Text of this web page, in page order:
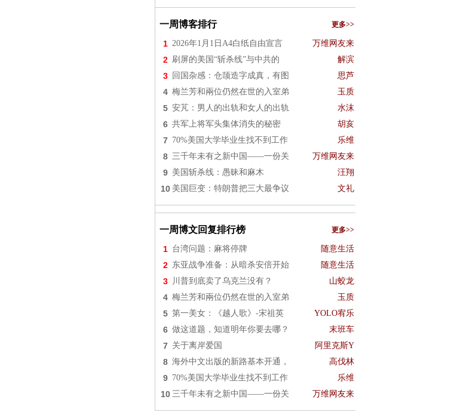
一周博客排行 更多>>
1 2026年1月1日A4白纸自由宣言 万维网友来
2 刷屏的美国“斩杀线”与中共的 解滨
3 回国杂感：仓颉造字成真，有图 思芦
4 梅兰芳和兩位仍然在世的入室弟 玉质
5 安芃：男人的出轨和女人的出轨 水沫
6 共军上将军头集体消失的秘密 胡亥
7 70%美国大学毕业生找不到工作 乐维
8 三千年未有之新中国——一份关 万维网友来
9 美国斩杀线：愚昧和麻木 汪翔
10 美国巨变：特朗普把三大最争议 文礼
一周博文回复排行榜 更多>>
1 台湾问题：麻将停牌 随意生活
2 东亚战争准备：从暗杀安倍开始 随意生活
3 川普到底卖了乌克兰没有？ 山蛟龙
4 梅兰芳和兩位仍然在世的入室弟 玉质
5 第一美女：《越人歌》-宋祖英 YOLO宥乐
6 做这道题，知道明年你要去哪？ 末班车
7 关于离岸爱国 阿里克斯Y
8 海外中文出版的新路基本开通， 高伐林
9 70%美国大学毕业生找不到工作 乐维
10 三千年未有之新中国——一份关 万维网友来